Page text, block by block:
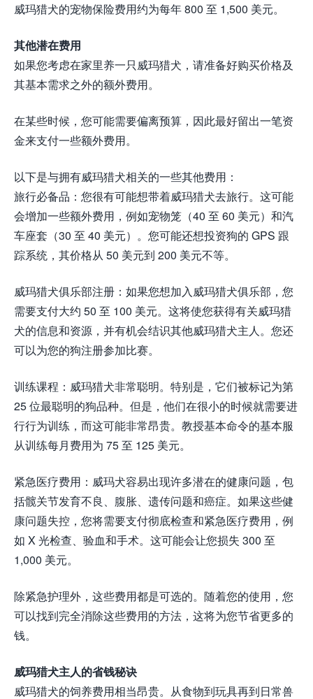
威玛猎犬的宠物保险费用约为每年 800 至 1,500 美元。
其他潜在费用
如果您考虑在家里养一只威玛猎犬，请准备好购买价格及
其基本需求之外的额外费用。
在某些时候，您可能需要偏离预算，因此最好留出一笔资
金来支付一些额外费用。
以下是与拥有威玛猎犬相关的一些其他费用：
旅行必备品：您很有可能想带着威玛猎犬去旅行。这可能
会增加一些额外费用，例如宠物笼（40 至 60 美元）和汽
车座套（30 至 40 美元）。您可能还想投资狗的 GPS 跟
踪系统，其价格从 50 美元到 200 美元不等。
威玛猎犬俱乐部注册：如果您想加入威玛猎犬俱乐部，您
需要支付大约 50 至 100 美元。这将使您获得有关威玛猎
犬的信息和资源，并有机会结识其他威玛猎犬主人。您还
可以为您的狗注册参加比赛。
训练课程：威玛猎犬非常聪明。特别是，它们被标记为第
25 位最聪明的狗品种。但是，他们在很小的时候就需要进
行行为训练，而这可能非常昂贵。教授基本命令的基本服
从训练每月费用为 75 至 125 美元。
紧急医疗费用：威玛犬容易出现许多潜在的健康问题，包
括髋关节发育不良、腹胀、遗传问题和癌症。如果这些健
康问题失控，您将需要支付彻底检查和紧急医疗费用，例
如 X 光检查、验血和手术。这可能会让您损失 300 至
1,000 美元。
除紧急护理外，这些费用都是可选的。随着您的使用，您
可以找到完全消除这些费用的方法，这将为您节省更多的
钱。
威玛猎犬主人的省钱秘诀
威玛猎犬的饲养费用相当昂贵。从食物到玩具再到日常兽